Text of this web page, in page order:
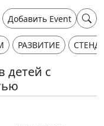
Добавить Event
РАЗВИТИЕ
детей с